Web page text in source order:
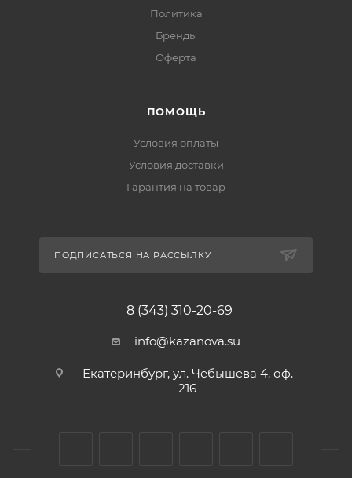
Политика
Бренды
Оферта
ПОМОЩЬ
Условия оплаты
Условия доставки
Гарантия на товар
ПОДПИСАТЬСЯ НА РАССЫЛКУ
8 (343) 310-20-69
info@kazanova.su
Екатеринбург, ул. Чебышева 4, оф.
216